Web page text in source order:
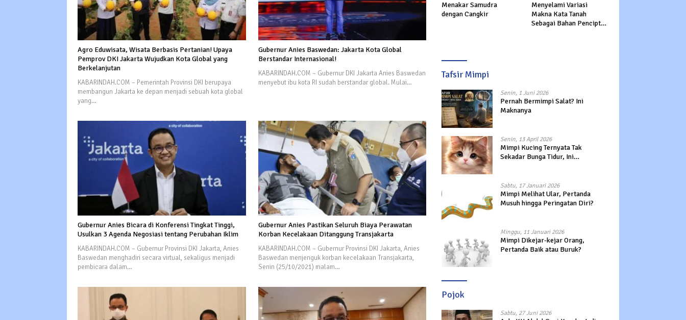
Agro Eduwisata, Wisata Berbasis Pertanian! Upaya
Pemprov DKI Jakarta Wujudkan Kota Global yang
Berkelanjutan
KABARINDAH.COM – Pemerintah Provinsi DKI berupaya
membangun Jakarta ke depan menjadi sebuah kota global
yang…
Gubernur Anies Baswedan: Jakarta Kota Global
Berstandar Internasional!
KABARINDAH.COM – Gubernur DKI Jakarta Anies Baswedan
menyebut ibu kota RI sudah berstandar global. Mulai…
Gubernur Anies Bicara di Konferensi Tingkat Tinggi,
Usulkan 3 Agenda Negosiasi tentang Perubahan Iklim
KABARINDAH.COM – Gubernur Provinsi DKI Jakarta, Anies
Baswedan menghadiri secara virtual, sekaligus menjadi
pembicara dalam…
Gubernur Anies Pastikan Seluruh Biaya Perawatan
Korban Kecelakaan Ditanggung Transjakarta
KABARINDAH.COM – Gubernur Provinsi DKI Jakarta, Anies
Baswedan menjenguk korban kecelakaan Transjakarta,
Senin (25/10/2021) malam…
Menakar Samudra
dengan Cangkir
Menyelami Variasi
Makna Kata Tanah
Sebagai Bahan Pencipta
Tafsir Mimpi
Senin, 1 Juni 2026
Pernah Bermimpi Salat? Ini
Maknanya
Senin, 13 April 2026
Mimpi Kucing Ternyata Tak
Sekadar Bunga Tidur, Ini
Sabtu, 17 Januari 2026
Mimpi Melihat Ular, Pertanda
Musuh hingga Peringatan Diri?
Minggu, 11 Januari 2026
Mimpi Dikejar-kejar Orang,
Pertanda Baik atau Buruk?
Pojok
Sabtu, 27 Juni 2026